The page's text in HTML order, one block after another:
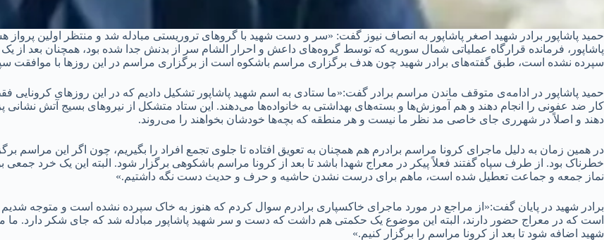
حمید پاشاپور برادر شهید اصغر پاشاپور به انصاف نیوز گفت: «سر و دست شهید با گروهای تروریستی مبادله شد و منتظر اولین پرواز
پاشاپور، فرمانده قرارگاه عملیاتی شمال سوریه که توسط گروه‌های داعش و احرار الشام سر از بدنش جدا شده بود، همچنان بعد از
سپرده نشده است، طبق گفته‌های برادر شهید چون هدف برگزاری مراسم باشکوه است از برگزاری مراسم در این روزها با موافقت
حمید پاشاپور در ادامه‌ی متوقف ماندن مراسم برادر گفت:«ما ستادی به اسم شهید پاشاپور تشکیل دادیم که در این روزهای
کار ضد عفونی را انجام دهند و هم آموزش‌ها و بسته‌های بهداشتی به خانواده‌ها می‌دهند. این ستاد متشکل از نیروهای بسیج آتش
دهند و اصلاً در شهر‌ری جای خاصی مد نظر ما نیست و هر منطقه که بچه‌ها خودشان بخواهند را می‌روند.
در همین زمان به دلیل ماجرای کرونا مراسم برادرم هم همچنان به تعویق افتاده تا جلوی تجمع افراد را بگیریم، چون اگر این مراسم
خطرناک بود. از طرف سپاه گفتند فعلاً پیکر در معراج شهدا باشد تا بعد از کرونا مراسم باشکوهی برگزار شود. البته این یک خرد
نماز جمعه و جماعت تعطیل شده است، ماهم برای درست نشدن حاشیه و حرف و حدیث دست نگه داشتیم.»
است که در معراج حضور دارند، البته این موضوع یک حکمتی هم داشت که دست و سر شهید پاشاپور مبادله شد که جای شکر دارد. ما
شهید اضافه شود تا بعد از کرونا مراسم را برگزار کنیم.»